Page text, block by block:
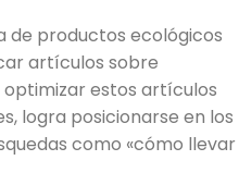
de productos ecológicos
artículos sobre
optimizar estos artículos
logra posicionarse en los
como «cómo llevar